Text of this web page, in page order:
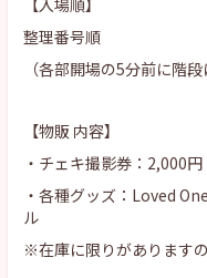
【入場順】
整理番号順
（各部開場の5分前に階
【物販 内容】
・チェキ撮影券：2,000円
・各種グッズ：Loved
ル
※在庫に限りがあります